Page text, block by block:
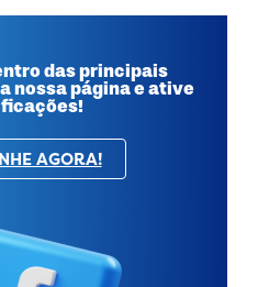
das principais
nossa página e ative
AGORA!